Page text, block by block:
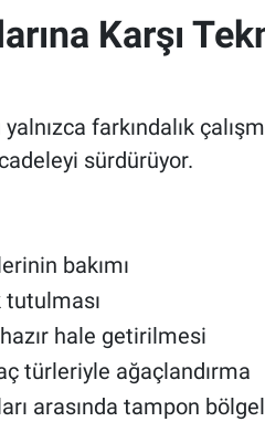
Karşı
farkındalık
sürdürüyor.
bakımı
tutulması
hale getirilmesi
türleriyle ağaçlandırma
arasında tampon